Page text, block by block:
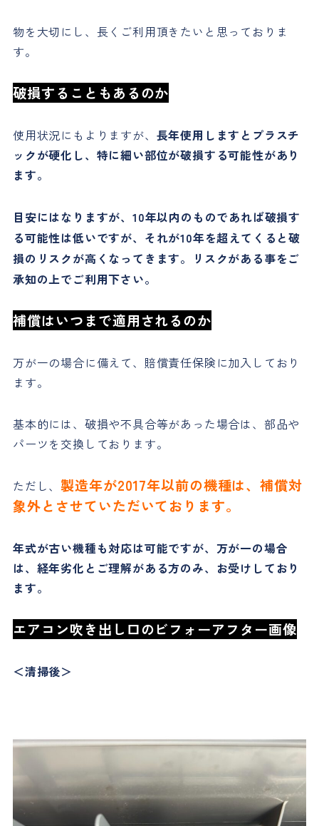
物を大切にし、長くご利用頂きたいと思っておりま
す。
破損することもあるのか
使用状況にもよりますが、 長年使用しますとプラスチ
ックが硬化し、特に細い部位が破損する可能性があり
ます。
目安にはなりますが、10年以内のものであれば破損す
る可能性は低いですが、それが10年を超えてくると破
損のリスクが高くなってきます。リスクがある事をご
承知の上でご利用下さい。
補償はいつまで適用されるのか
万が一の場合に備えて、賠償責任保険に加入しており
ます。
基本的には、破損や不具合等があった場合は、部品や
パーツを交換しております。
ただし、製造年が2017年以前の機種は、補償対
象外とさせていただいております。
年式が古い機種も対応は可能ですが、万が一の場合
は、経年劣化とご理解がある方のみ、お受けしており
ます。
エアコン吹き出し口のビフォーアフター画像
＜清掃後＞